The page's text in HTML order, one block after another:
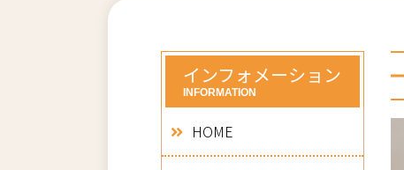
インフォメーション
INFORMATION
HOME